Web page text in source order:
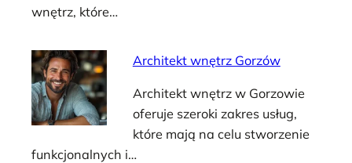
wnętrz, które…
Architekt wnętrz Gorzów
Architekt wnętrz w Gorzowie
oferuje szeroki zakres usług,
które mają na celu stworzenie
funkcjonalnych i…